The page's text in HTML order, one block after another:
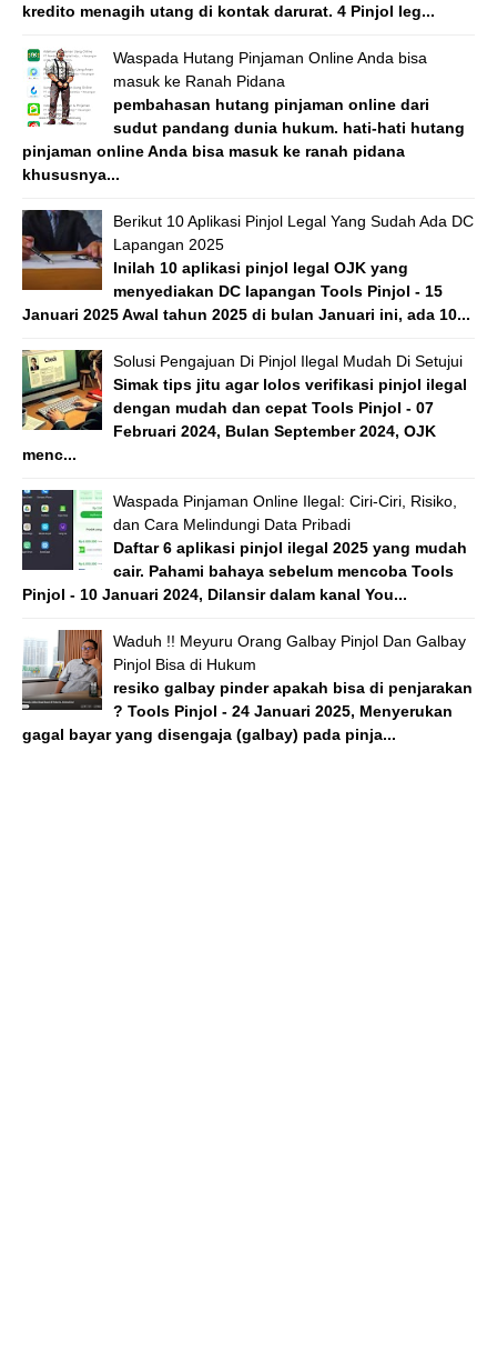
kredito menagih utang di kontak darurat. 4 Pinjol leg...
Waspada Hutang Pinjaman Online Anda bisa
masuk ke Ranah Pidana
pembahasan hutang pinjaman online dari
sudut pandang dunia hukum. hati-hati hutang
pinjaman online Anda bisa masuk ke ranah pidana
khususnya...
Berikut 10 Aplikasi Pinjol Legal Yang Sudah Ada DC
Lapangan 2025
Inilah 10 aplikasi pinjol legal OJK yang
menyediakan DC lapangan Tools Pinjol - 15
Januari 2025 Awal tahun 2025 di bulan Januari ini, ada 10...
Solusi Pengajuan Di Pinjol Ilegal Mudah Di Setujui
Simak tips jitu agar lolos verifikasi pinjol ilegal
dengan mudah dan cepat Tools Pinjol - 07
Februari 2024, Bulan September 2024, OJK
menc...
Waspada Pinjaman Online Ilegal: Ciri-Ciri, Risiko,
dan Cara Melindungi Data Pribadi
Daftar 6 aplikasi pinjol ilegal 2025 yang mudah
cair. Pahami bahaya sebelum mencoba Tools
Pinjol - 10 Januari 2024, Dilansir dalam kanal You...
Waduh !! Meyuru Orang Galbay Pinjol Dan Galbay
Pinjol Bisa di Hukum
resiko galbay pinder apakah bisa di penjarakan
? Tools Pinjol - 24 Januari 2025, Menyerukan
gagal bayar yang disengaja (galbay) pada pinja...